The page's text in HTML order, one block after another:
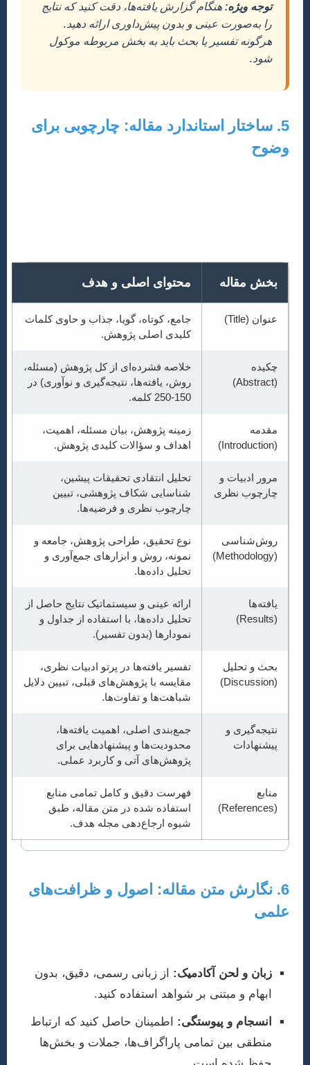
توجه ویژه: هنگام گزارش یافته‌ها، دقت کنید که نتایج
را به‌صورت عینی و بدون پیش‌داوری ارائه دهید.
هرگونه تفسیر یا بحث باید به بخش مربوطه موکول
شود.
5. ساختار استاندارد مقاله: چارچوبی برای
وضوح
بخش مقاله محتوای اصلی و هدف
عنوان (Title)
جامع، کوتاه، گویا، جذاب و حاوی کلمات
کلیدی اصلی پژوهش.
چکیده
(Abstract)
خلاصه فشرده‌ای از کل پژوهش (مسئله،
روش، یافته‌ها، نتیجه‌گیری و نوآوری) در
150-250 کلمه.
مقدمه
(Introduction)
زمینه پژوهش، بیان مسئله، اهمیت،
اهداف و سؤالات کلیدی پژوهش.
مرور ادبیات و
چارچوب نظری
تحلیل انتقادی تحقیقات پیشین،
شناسایی شکاف پژوهشی، تبیین
چارچوب نظری و فرضیه‌ها.
روش‌شناسی
(Methodology)
نوع تحقیق، طراحی پژوهش، جامعه و
نمونه، روش و ابزارهای جمع‌آوری و
تحلیل داده‌ها.
یافته‌ها
(Results)
ارائه عینی و سیستماتیک نتایج حاصل از
تحلیل داده‌ها، با استفاده از جداول و
نمودارها (بدون تفسیر).
بحث و تحلیل
(Discussion)
تفسیر یافته‌ها در پرتو ادبیات نظری،
مقایسه با پژوهش‌های قبلی، تبیین دلایل
شباهت‌ها و تفاوت‌ها.
نتیجه‌گیری و
پیشنهادات
جمع‌بندی اصلی، اهمیت یافته‌ها،
محدودیت‌ها و پیشنهادهایی برای
پژوهش‌های آتی و کاربرد عملی.
منابع
(References)
فهرست دقیق و کامل تمامی منابع
استفاده شده در متن مقاله، طبق
شیوه ارجاع‌دهی مجله هدف.
6. نگارش متن مقاله: اصول و ظرافت‌های
علمی
زبان و لحن آکادمیک: از زبانی رسمی، دقیق، بدون
ابهام و مبتنی بر شواهد استفاده کنید.
انسجام و پیوستگی: اطمینان حاصل کنید که ارتباط
منطقی بین تمامی پاراگراف‌ها، جملات و بخش‌ها